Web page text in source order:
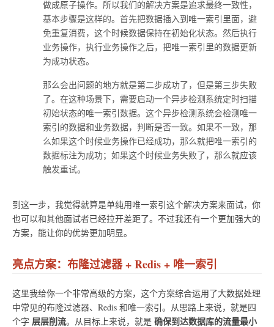
做成原子操作。所以我们的解决方案是追求最终一致性，
基本步骤是这样的。首先把数据插入到唯一索引里面，避
免重复消费，这个时候数据保持在初始化状态。然后执行
业务操作，执行业务操作之后，把唯一索引里的数据更新
为成功状态。
那么会出问题的地方就是第二步成功了，但是第三步失败
了。在这种场景下，需要启动一个异步检测系统定时扫描
初始状态的唯一索引数据。这个异步检测系统会检测唯一
索引的数据和业务数据，判断是否一致。如果不一致，那
么如果这个时候业务操作已经成功，那么就把唯一索引的
数据标注为成功；如果这个时候业务失败了，那么就应该
触发重试。
到这一步，我觉得就算是单纯用唯一索引这个解决方案来面试，你
也可以和其他面试者已经拉开差距了。不过我还有一个更加强大的
方案，能让你的优势更加明显。
亮点方案：布隆过滤器 + Redis + 唯一索引
这里我给你一个非常高级的方案，这个方案综合运用了大数据处理
中常见的布隆过滤器、Redis 和唯一索引。从思路上来说，就是四
个字 层层削流。从目标上来说，就是 确保到达数据库的流量最小